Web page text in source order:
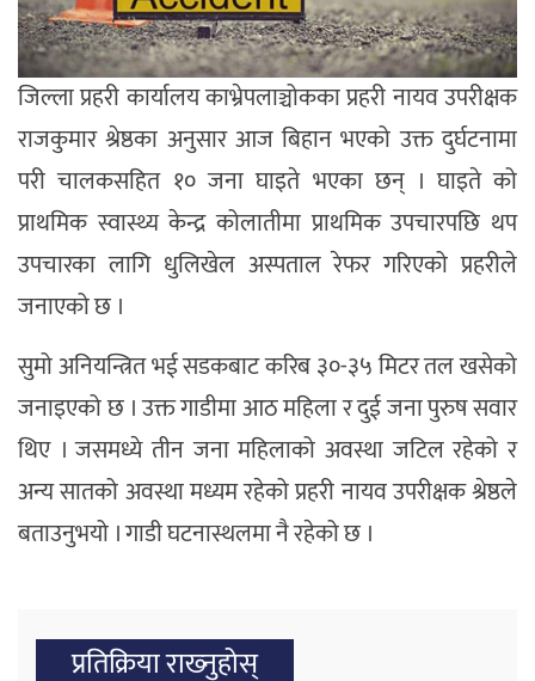
जिल्ला प्रहरी कार्यालय काभ्रेपलाञ्चोकका प्रहरी नायव उपरीक्षक
राजकुमार श्रेष्ठका अनुसार आज बिहान भएको उक्त दुर्घटनामा
परी चालकसहित १० जना घाइते भएका छन् । घाइते को
प्राथमिक स्वास्थ्य केन्द्र कोलातीमा प्राथमिक उपचारपछि थप
उपचारका लागि धुलिखेल अस्पताल रेफर गरिएको प्रहरीले
जनाएको छ ।
सुमो अनियन्त्रित भई सडकबाट करिब ३०-३५ मिटर तल खसेको
जनाइएको छ । उक्त गाडीमा आठ महिला र दुई जना पुरुष सवार
थिए । जसमध्ये तीन जना महिलाको अवस्था जटिल रहेको र
अन्य सातको अवस्था मध्यम रहेको प्रहरी नायव उपरीक्षक श्रेष्ठले
बताउनुभयो । गाडी घटनास्थलमा नै रहेको छ ।
प्रतिक्रिया राख्‍नुहोस्